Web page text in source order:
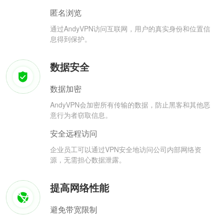
匿名浏览
通过AndyVPN访问互联网，用户的真实身份和位置信
息得到保护。
数据安全
数据加密
AndyVPN会加密所有传输的数据，防止黑客和其他恶
意行为者窃取信息。
安全远程访问
企业员工可以通过VPN安全地访问公司内部网络资
源，无需担心数据泄露。
提高网络性能
避免带宽限制